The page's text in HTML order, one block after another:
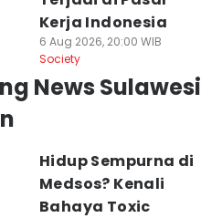
Kerja Indonesia
6 Aug 2026, 20:00 WIB
Society
News Sulawesi
Hidup Sempurna di
Medsos? Kenali
Bahaya Toxic